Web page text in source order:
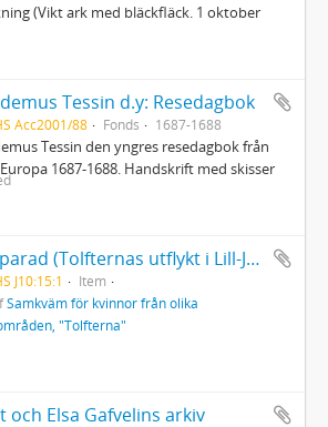
(Vikt ark med bläckfläck. 1 oktober
Tessin d.y: Resedagbok
Acc2001/88 Fonds 1687-1688
Tessin den yngres resedagbok från
1687-1688. Handskrift med skisser
Hattparad (Tolfternas utflykt i Lill-Jansskogen
J10:15:1
Item
Samkväm för kvinnor från olika
"Tolfterna"
och Elsa Gafvelins arkiv